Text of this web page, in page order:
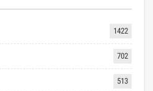
1422
702
513